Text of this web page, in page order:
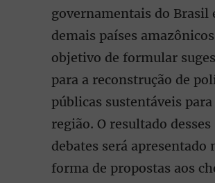
governamentais do Brasil
demais países
objetivo de formular
para a reconstrução de
públicas sustentáveis para
região. O resultado desses
debates será apresentado
forma de propostas aos